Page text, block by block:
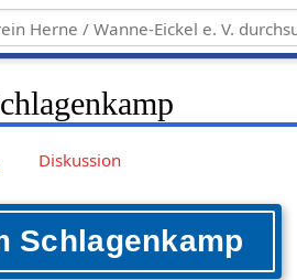
Diskussion
Schlagenkamp